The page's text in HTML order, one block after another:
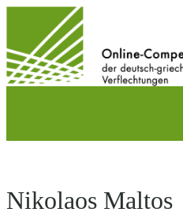
wechseln
Nikolaos Maltos